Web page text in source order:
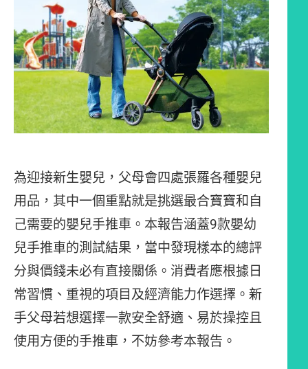
為迎接新生嬰兒，父母會四處張羅各種嬰兒
用品，其中一個重點就是挑選最合寶寶和自
己需要的嬰兒手推車。本報告涵蓋9款嬰幼
兒手推車的測試結果，當中發現樣本的總評
分與價錢未必有直接關係。消費者應根據日
常習慣、重視的項目及經濟能力作選擇。新
手父母若想選擇一款安全舒適、易於操控且
使用方便的手推車，不妨參考本報告。